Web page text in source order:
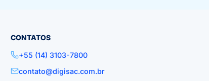
CONTATOS
+55 (14) 3103-7800
contato@digisac.com.br